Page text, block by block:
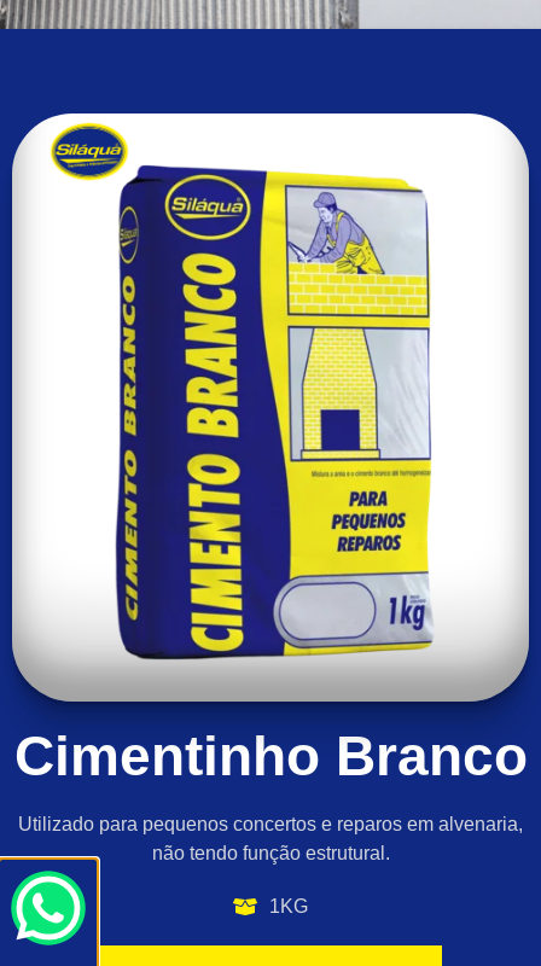
Cimentinho Branco
Utilizado para pequenos concertos e reparos em alvenaria,
não tendo função estrutural.
1KG